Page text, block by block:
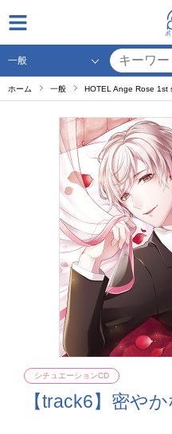
ホーム 一般 HOTEL Ange Rose
【track6】密や
シチュエーションCD